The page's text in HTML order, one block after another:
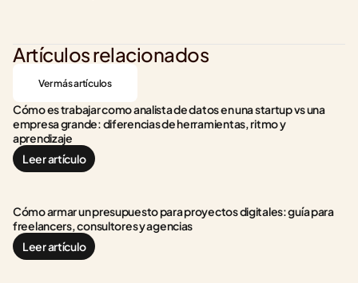
Artículos relacionados
Ver más artículos
Cómo es trabajar como analista de datos en una startup vs una
empresa grande: diferencias de herramientas, ritmo y
aprendizaje
Leer artículo
Cómo armar un presupuesto para proyectos digitales: guía para
freelancers, consultores y agencias
Leer artículo